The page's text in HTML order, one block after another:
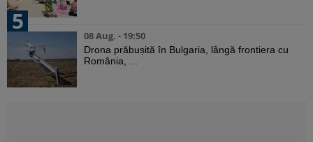
5
08 Aug. - 19:50
Drona prăbușită în Bulgaria, lângă frontiera cu
România, ...